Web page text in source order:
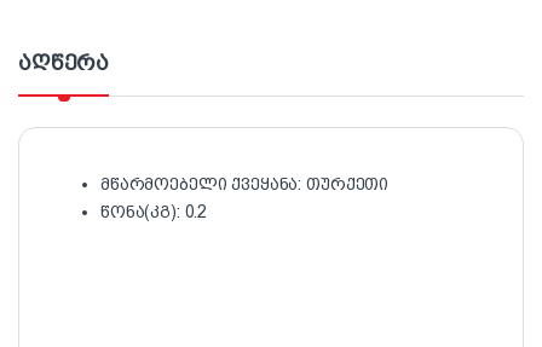
აღწერა
მწარმოებელი ქვეყანა: თურქეთი
წონა(კგ): 0.2